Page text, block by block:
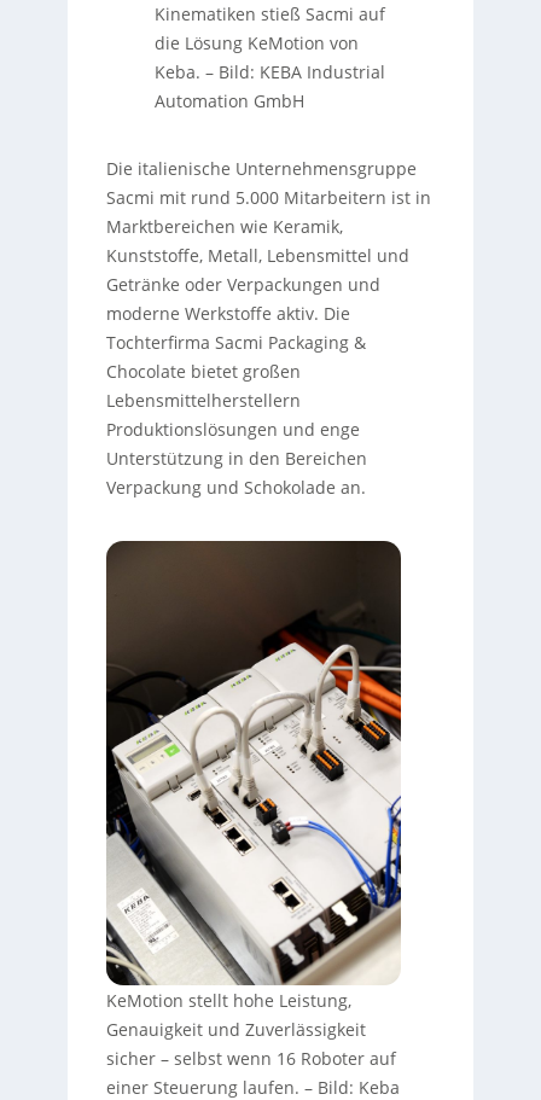
Kinematiken stieß Sacmi auf
die Lösung KeMotion von
Keba. – Bild: KEBA Industrial
Automation GmbH
Die italienische Unternehmensgruppe
Sacmi mit rund 5.000 Mitarbeitern ist in
Marktbereichen wie Keramik,
Kunststoffe, Metall, Lebensmittel und
Getränke oder Verpackungen und
moderne Werkstoffe aktiv. Die
Tochterfirma Sacmi Packaging &
Chocolate bietet großen
Lebensmittelherstellern
Produktionslösungen und enge
Unterstützung in den Bereichen
Verpackung und Schokolade an.
KeMotion stellt hohe Leistung,
Genauigkeit und Zuverlässigkeit
sicher – selbst wenn 16 Roboter auf
einer Steuerung laufen. – Bild: Keba